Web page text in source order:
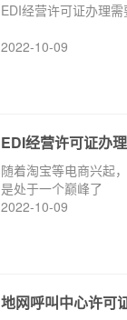
EDI经营许可证办理
2022-10-09
EDI经营许可证办
随着淘宝等电商兴起
是处于一个巅峰了
2022-10-09
地网呼叫中心许可